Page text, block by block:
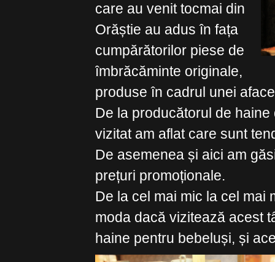
care au venit tocmai din
Orăștie au adus în fața
cumpărătorilor piese de
îmbrăcăminte originale,
produse în cadrul unei
De la producătorul de
vizitat am aflat care sunt
De asemenea și aici am
prețuri promoționale.
De la cel mai mic la cel mai
moda dacă vizitează acest
haine pentru bebeluși, și